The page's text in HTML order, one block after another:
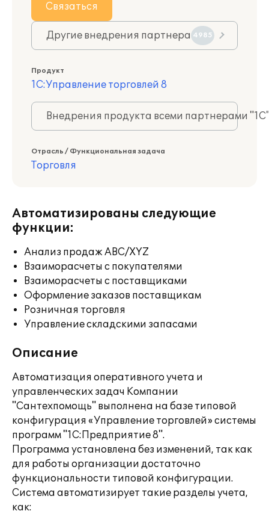
Связаться
Другие внедрения партнера 4985
Продукт
1С:Управление торговлей 8
Внедрения продукта всеми партнерами
Отрасль / Функциональная задача
Торговля
Автоматизированы следующие
функции:
Анализ продаж ABC/XYZ
Взаиморасчеты с покупателями
Взаиморасчеты с поставщиками
Оформление заказов поставщикам
Розничная торговля
Управление складскими запасами
Описание
Автоматизация оперативного учета и
управленческих задач Компании
"Сантехпомощь" выполнена на базе типовой
конфигурация «Управление торговлей» системы
программ "1С:Предприятие 8".
Программа установлена без изменений, так как
для работы организации достаточно
функциональности типовой конфигурации.
Система автоматизирует такие разделы учета,
как: